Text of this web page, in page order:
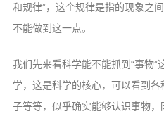
和规律”，这个规律是指的现象之
不能做到这一点。
我们先来看科学能不能抓到“事物
学，这是科学的核心，可以看到
子等等，似乎确实能够认识事物